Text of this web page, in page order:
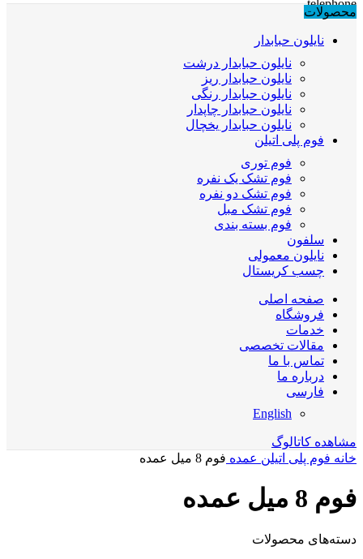
محصولات
نایلون حبابدار
نایلون حبابدار درشت
نایلون حبابدار ریز
نایلون حبابدار رنگی
نایلون حبابدار چاپدار
نایلون حبابدار یخچال
فوم پلی اتیلن
فوم توری
فوم تشک یک نفره
فوم تشک دو نفره
فوم تشک مبل
فوم بسته بندی
سلفون
نایلون معمولی
چسب کریستال
صفحه اصلی
فروشگاه
خدمات
مقالات تخصصی
تماس با ما
درباره ما
فارسی
English
مشاهده کاتالوگ
خانه فوم پلی اتیلن عمده فوم 8 میل عمده
فوم 8 میل عمده
دسته‌های محصولات